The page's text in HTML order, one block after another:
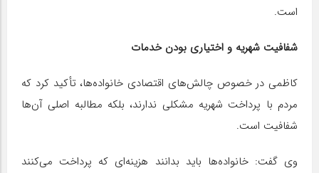
است.
شفافیت شهریه و اختیاری بودن خدمات
کاظمی در خصوص چالش‌های اقتصادی خانواده‌ها، تأکید کرد که
مردم با پرداخت شهریه مشکلی ندارند، بلکه مطالبه اصلی آن‌ها
شفافیت است.
وی گفت: خانواده‌ها باید بدانند هزینه‌ای که پرداخت می‌کنند